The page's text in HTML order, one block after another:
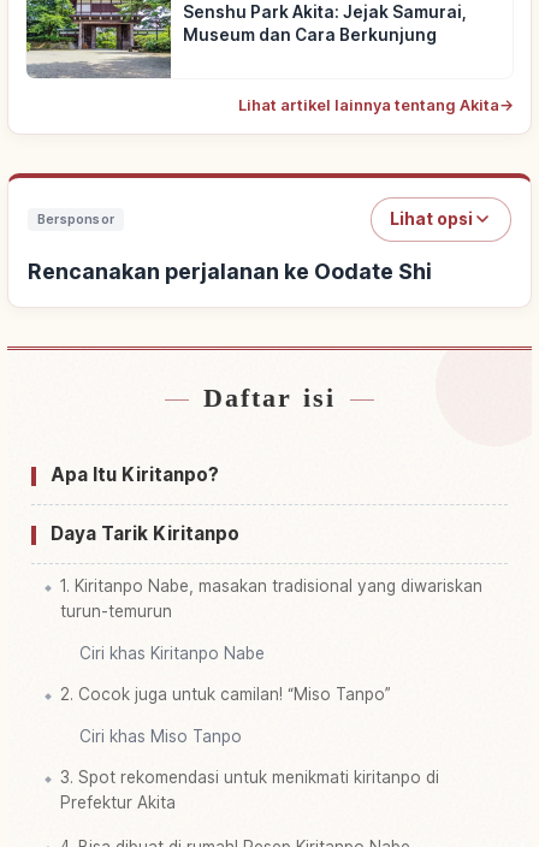
Senshu Park Akita: Jejak Samurai,
Museum dan Cara Berkunjung
Lihat artikel lainnya tentang Akita→
Bersponsor Lihat opsi
Rencanakan perjalanan ke Oodate Shi
Cari penginapan dekat Oodate Shi
Cari aktivitas di Oodate Shi
Daftar isi
Apa Itu Kiritanpo?
Daya Tarik Kiritanpo
1. Kiritanpo Nabe, masakan tradisional yang diwariskan
turun-temurun
Ciri khas Kiritanpo Nabe
2. Cocok juga untuk camilan! “Miso Tanpo”
Ciri khas Miso Tanpo
3. Spot rekomendasi untuk menikmati kiritanpo di
Prefektur Akita